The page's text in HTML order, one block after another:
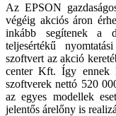
Az EPSON
végéig akciós áron
inkább segítenek a
teljesértékű
szoftvert az akció
center Kft. Így ennek
szoftverek nettó 520
az egyes modellek
jelentős árelőny is